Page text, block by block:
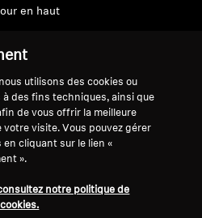
en haut
Notre entreprise
À propos de nous
Salle de presse
utilisons des cookies ou
des fins techniques, ainsi que
de vous offrir la meilleure
visite. Vous pouvez gérer
en cliquant sur le lien «
».
notre politique de